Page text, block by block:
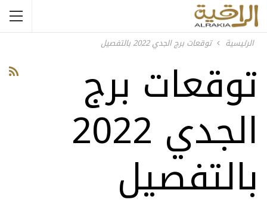
الرئيسية توقعات برج الجدي 2022 بالتفصيل
توقعات برج
الجدي 2022
بالتفصيل